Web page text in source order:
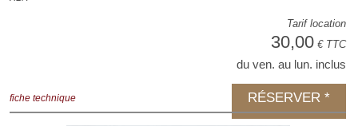
Tarif location
30,00 € TTC
du ven. au lun. inclus
fiche technique RÉSERVER *